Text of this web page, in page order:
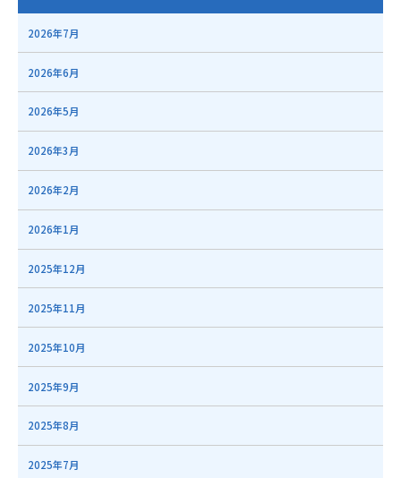
2026年7月
2026年6月
2026年5月
2026年3月
2026年2月
2026年1月
2025年12月
2025年11月
2025年10月
2025年9月
2025年8月
2025年7月